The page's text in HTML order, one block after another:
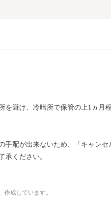
避け、冷暗所で保管の上1ヵ月
手配が出来ないため、「キャンセ
承ください。
成しています。